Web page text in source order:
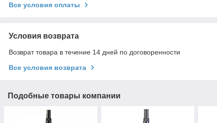
Все условия оплаты
Условия возврата
Возврат товара в течение 14 дней по договоренности
Все условия возврата
Подобные товары компании